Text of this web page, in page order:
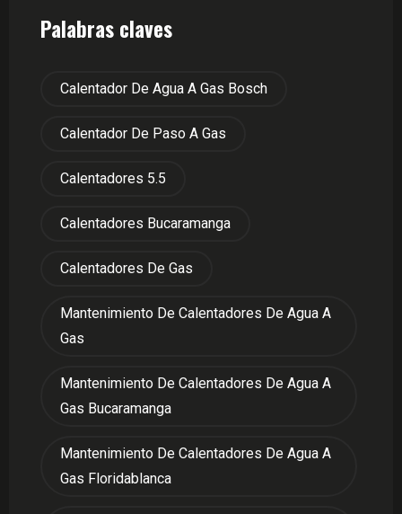
Palabras claves
Calentador De Agua A Gas Bosch
Calentador De Paso A Gas
Calentadores 5.5
Calentadores Bucaramanga
Calentadores De Gas
Mantenimiento De Calentadores De Agua A
Gas
Mantenimiento De Calentadores De Agua A
Gas Bucaramanga
Mantenimiento De Calentadores De Agua A
Gas Floridablanca